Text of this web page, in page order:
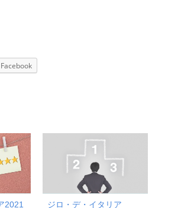
Facebook
2021
ジロ・デ・イタリア